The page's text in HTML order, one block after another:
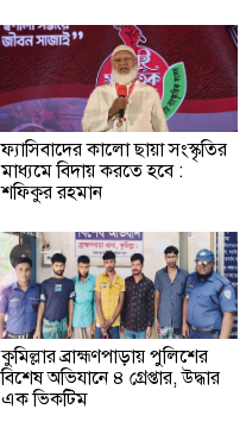
ফ্যাসিবাদের কালো ছায়া সংস্কৃতির
মাধ্যমে বিদায় করতে হবে :
শফিকুর রহমান
কুমিল্লার ব্রাহ্মণপাড়ায় পুলিশের
বিশেষ অভিযানে ৪ গ্রেপ্তার, উদ্ধার
এক ভিকটিম